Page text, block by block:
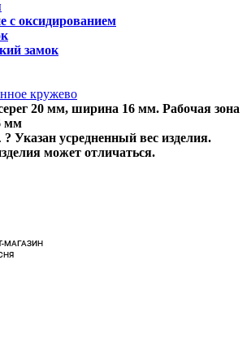
с оксидированием
замок
кружево
20 мм, ширина 16 мм. Рабочая зона
мм
? Указан усредненный вес изделия.
может отличаться.